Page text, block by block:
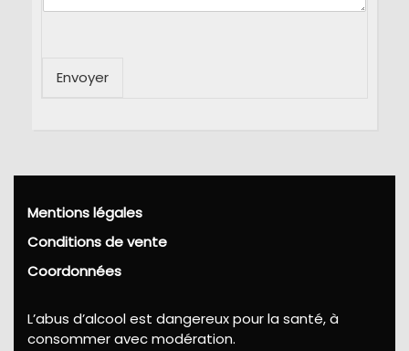
Envoyer
Mentions légales
Conditions de vente
Coordonnées
L’abus d’alcool est dangereux pour la santé, à
consommer avec modération.